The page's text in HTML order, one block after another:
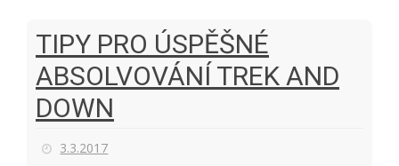
TIPY PRO ÚSPĚŠNÉ
ABSOLVOVÁNÍ TREK AND
DOWN
3.3.2017